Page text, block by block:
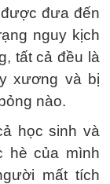
đưa đến
nguy kịch
tất cả đều là
xương và bị
nào.
học sinh và
hè của mình
mất tích